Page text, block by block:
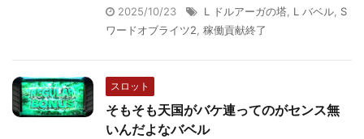
2025/10/23 L ドルアーガの塔 L バベル S
ワードオブライツ2 稼働貢献終了
スロット
そもそも天国がバケ連ってのがセンス無
いんだよなバベル